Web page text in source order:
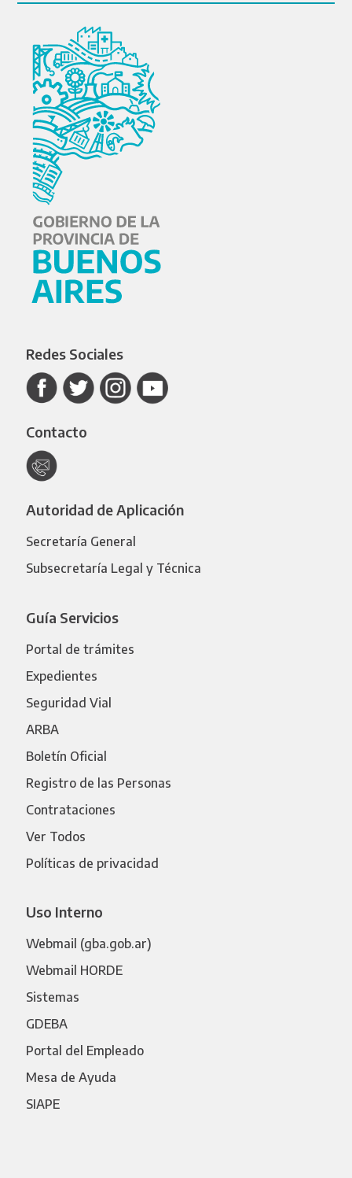
Redes Sociales
Contacto
Autoridad de Aplicación
Secretaría General
Subsecretaría Legal y Técnica
Guía Servicios
Portal de trámites
Expedientes
Seguridad Vial
ARBA
Boletín Oficial
Registro de las Personas
Contrataciones
Ver Todos
Políticas de privacidad
Uso Interno
Webmail (gba.gob.ar)
Webmail HORDE
Sistemas
GDEBA
Portal del Empleado
Mesa de Ayuda
SIAPE